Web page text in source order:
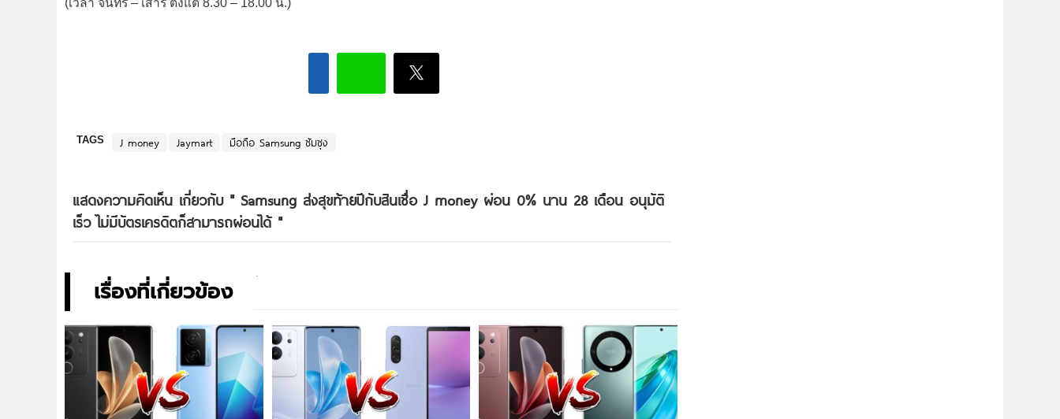
(เวลา จันทร์ – เสาร์ ตั้งแต่ 8.30 – 18.00 น.)
TAGS J money Jaymart มือถือ Samsung ซัมซุง
แสดงความคิดเห็น เกี่ยวกับ " Samsung ส่งสุขท้ายปีกับสินเชื่อ J money ผ่อน 0% นาน 28 เดือน อนุมัติ
เร็ว ไม่มีบัตรเครดิตก็สามารถผ่อนได้"
เรื่องที่เกี่ยวข้อง